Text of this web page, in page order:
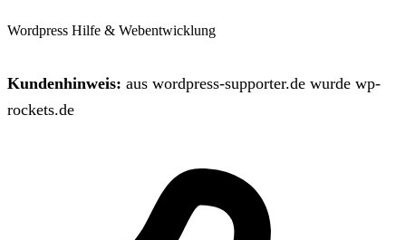
Wordpress Hilfe & Webentwicklung
Kundenhinweis: aus wordpress-supporter.de wurde wp-
rockets.de